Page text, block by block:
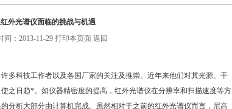
外光谱仪面临的挑战与机遇
间：2013-11-29 打印本页面 返回
多科技工作者以及各国厂家的关注及推崇。近年来他们对其光源、干
之日趋*。如仪器精密度的提高，红外光谱仪在分辨率和扫描速度等方
分析大部分由计算机完成。虽然相对于之前的红外光谱仪而言， 尼高